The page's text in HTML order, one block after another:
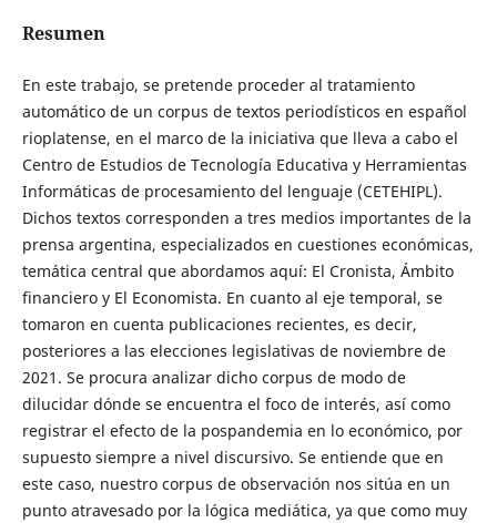
Resumen
En este trabajo, se pretende proceder al tratamiento
automático de un corpus de textos periodísticos en español
rioplatense, en el marco de la iniciativa que lleva a cabo el
Centro de Estudios de Tecnología Educativa y Herramientas
Informáticas de procesamiento del lenguaje (CETEHIPL).
Dichos textos corresponden a tres medios importantes de la
prensa argentina, especializados en cuestiones económicas,
temática central que abordamos aquí: El Cronista, Ámbito
financiero y El Economista. En cuanto al eje temporal, se
tomaron en cuenta publicaciones recientes, es decir,
posteriores a las elecciones legislativas de noviembre de
2021. Se procura analizar dicho corpus de modo de
dilucidar dónde se encuentra el foco de interés, así como
registrar el efecto de la pospandemia en lo económico, por
supuesto siempre a nivel discursivo. Se entiende que en
este caso, nuestro corpus de observación nos sitúa en un
punto atravesado por la lógica mediática, ya que como muy